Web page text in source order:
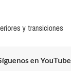
y transiciones
en YouTube